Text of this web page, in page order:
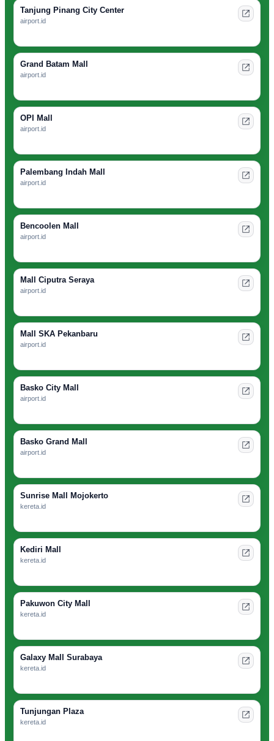
Tanjung Pinang City Center
airport.id
Grand Batam Mall
airport.id
OPI Mall
airport.id
Palembang Indah Mall
airport.id
Bencoolen Mall
airport.id
Mall Ciputra Seraya
airport.id
Mall SKA Pekanbaru
airport.id
Basko City Mall
airport.id
Basko Grand Mall
airport.id
Sunrise Mall Mojokerto
kereta.id
Kediri Mall
kereta.id
Pakuwon City Mall
kereta.id
Galaxy Mall Surabaya
kereta.id
Tunjungan Plaza
kereta.id